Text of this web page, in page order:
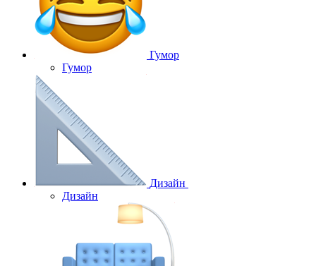
Гумор
Гумор
Дизайн
Дизайн